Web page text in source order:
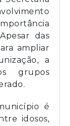
das
ampliar
a
grupos
é
idosos,